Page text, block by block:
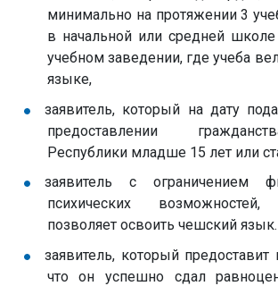
минимально на протяжении 3
в начальной или средней
учебном заведении, где учеба
языке,
заявитель, который на дату
предоставлении
Республики младше 15 лет или
заявитель с ограничением
психических
позволяет освоить чешский язык.
заявитель, который
что он успешно сдал